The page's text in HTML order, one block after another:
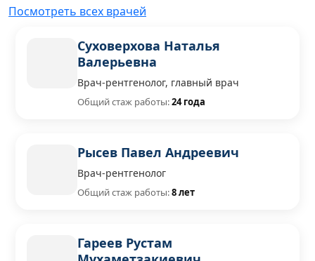
Посмотреть всех врачей
Суховерхова Наталья
Валерьевна
Врач-рентгенолог, главный врач
Общий стаж работы:24 года
Рысев Павел Андреевич
Врач-рентгенолог
Общий стаж работы:8 лет
Гареев Рустам